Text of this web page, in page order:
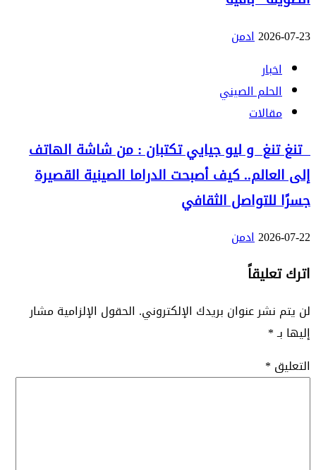
2026-07-23ادمن
اخبار
الحلم الصيني
مقالات
تنغ تنغ و ليو جيايي تكتبان : من شاشة الهاتف
إلى العالم.. كيف أصبحت الدراما الصينية القصيرة
جسرًا للتواصل الثقافي
2026-07-22ادمن
اترك تعليقاً
لن يتم نشر عنوان بريدك الإلكتروني. الحقول الإلزامية مشار
إليها بـ*
التعليق *